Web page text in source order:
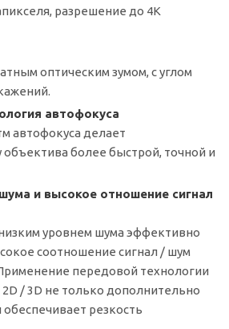
разрешение до 4K
оптическим зумом, с углом
автофокуса
автофокуса делает
объектива более быстрой, точной и
и высокое отношение сигнал
уровнем шума эффективно
соотношение сигнал / шум
передовой технологии
/ 3D не только дополнительно
резкость